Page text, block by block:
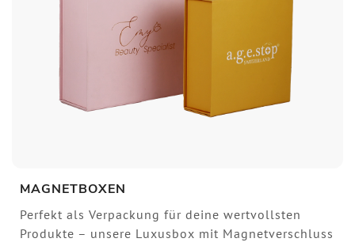
MAGNETBOXEN
Perfekt als Verpackung für deine wertvollsten
Produkte – unsere Luxusbox mit Magnetverschluss